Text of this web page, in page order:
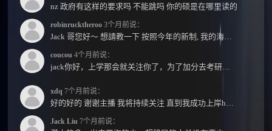
nz 政府有这样的要求吗 不能跳吗 你的硕是在哪里读的
robinrucktheroo 3个月前说：
coucou 4个月前说：
xdq 7个月前说：
Jack Liu 7个月前说：